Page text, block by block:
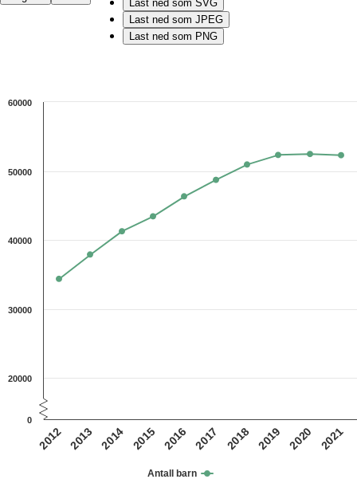
Last ned som SVG
Last ned som JPEG
Last ned som PNG
The chart has 1 Y axis displaying 1. Data ranges from 34363 to 52465.
2012 2013 2014 2015 2016 2017 2018 2019 2020 2021
0
20000
30000
40000
50000
60000
Antall barn